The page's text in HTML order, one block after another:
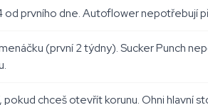
prvního dne. Autoflower nepotřebují
(první 2 týdny). Sucker Punch
chceš otevřít korunu. Ohni hlavní